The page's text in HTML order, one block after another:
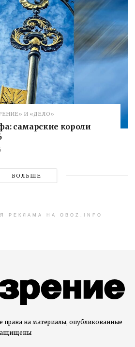
И «ДЕЛО»
самарские короли
БОЛЬШЕ
РЕКЛАМА НА OBOZ.INFO
права на материалы, опубликованные
защищены